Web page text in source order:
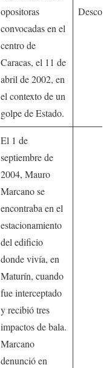
opositoras
convocadas en el
centro de
Caracas, el 11 de
abril de 2002, en
el contexto de un
golpe de Estado.
El 1 de
septiembre de
2004, Mauro
Marcano se
encontraba en el
estacionamiento
del edificio
donde vivía, en
Maturín, cuando
fue interceptado
y recibió tres
impactos de bala.
Marcano
denunció en